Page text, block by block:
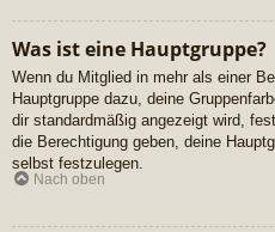
Was ist eine Hauptgruppe?
Wenn du Mitglied in mehr als einer
Hauptgruppe dazu, deine
dir standardmäßig angezeigt wird,
die Berechtigung geben, deine
selbst festzulegen.
Nach oben